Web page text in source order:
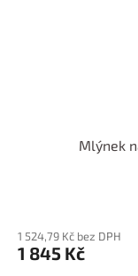
Mlýnek
1 524,79 Kč bez DPH
1 845 Kč